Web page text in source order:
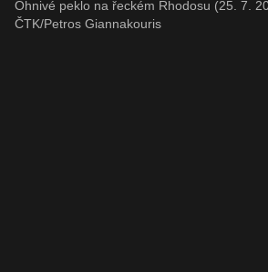
Ohnivé peklo na řeckém Rhodosu (25. 7.
ČTK/Petros Giannakouris